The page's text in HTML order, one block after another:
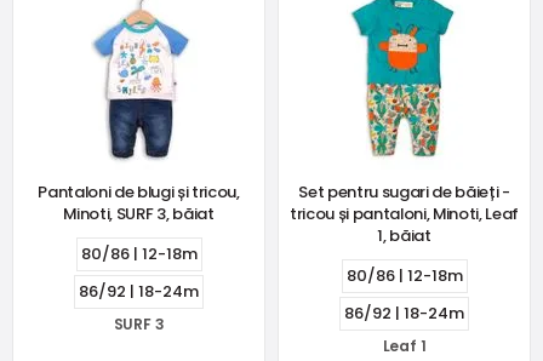
Pantaloni de blugi și tricou,
Minoti, SURF 3, băiat
80/86 | 12-18m
86/92 | 18-24m
SURF 3
Set pentru sugari de băieți -
tricou și pantaloni, Minoti, Leaf
1, băiat
80/86 | 12-18m
86/92 | 18-24m
Leaf 1